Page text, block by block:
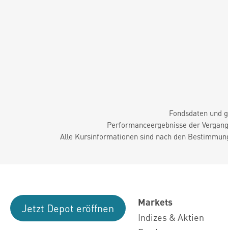
Fondsdaten und
Performanceergebnisse der
Alle Kursinformationen sind nach den
Jetzt Depot eröffnen
Markets
Indizes & Aktien